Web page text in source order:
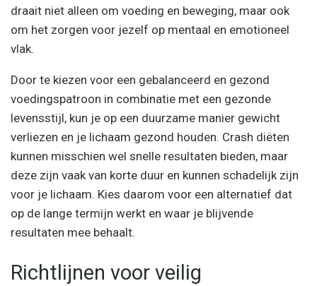
draait niet alleen om voeding en beweging, maar ook
om het zorgen voor jezelf op mentaal en emotioneel
vlak.
Door te kiezen voor een gebalanceerd en gezond
voedingspatroon in combinatie met een gezonde
levensstijl, kun je op een duurzame manier gewicht
verliezen en je lichaam gezond houden. Crash diëten
kunnen misschien wel snelle resultaten bieden, maar
deze zijn vaak van korte duur en kunnen schadelijk zijn
voor je lichaam. Kies daarom voor een alternatief dat
op de lange termijn werkt en waar je blijvende
resultaten mee behaalt.
Richtlijnen voor veilig